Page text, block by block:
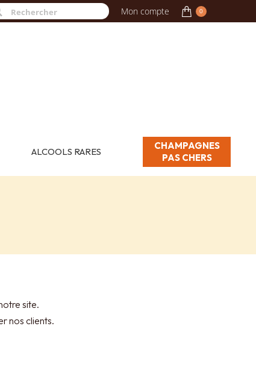
Mon compte 0
ALCOOLS RARES
CHAMPAGNES
PAS CHERS
site.
nos clients.